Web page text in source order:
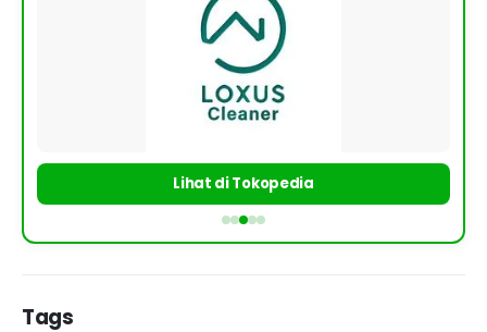
Lihat di Tokopedia
Tags